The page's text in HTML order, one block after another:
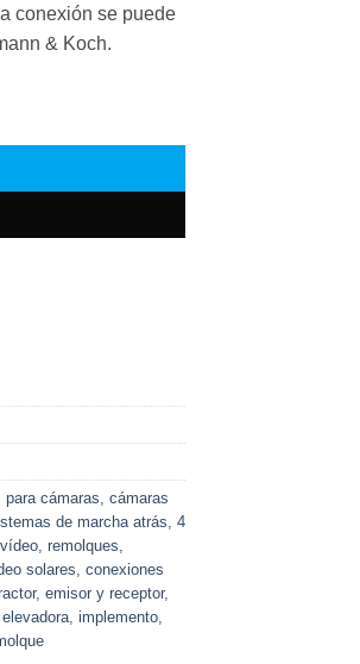
conexión se puede
& Koch.
para cámaras, cámaras
de marcha atrás, 4
, remolques,
solares, conexiones
, emisor y receptor,
, implemento,